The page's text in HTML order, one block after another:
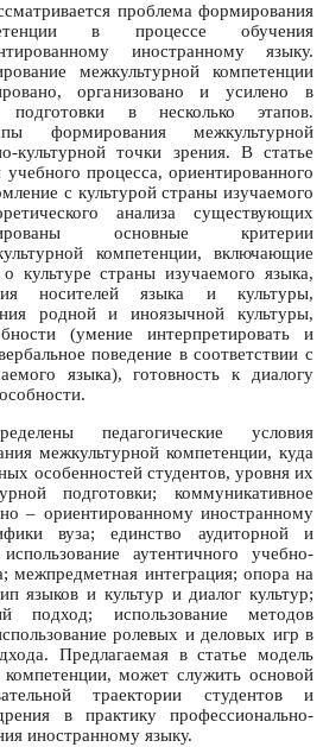
проблема формирования
в процессе обучения
иностранному языку.
межкультурной компетенции
организовано и усилено в
подготовки в несколько этапов.
формирования межкультурной
культурной точки зрения. В статье
учебного процесса, ориентированного
с культурой страны изучаемого
анализа существующих
основные критерии
компетенции, включающие
культуре страны изучаемого языка,
носителей языка и культуры,
родной и иноязычной культуры,
(умение интерпретировать и
поведение в соответствии с
языка), готовность к диалогу
педагогические условия
межкультурной компетенции, куда
особенностей студентов, уровня их
подготовки; коммуникативное
– ориентированному иностранному
вуза; единство аудиторной и
аутентичного учебно-
межпредметная интеграция; опора на
языков и культур и диалог культур;
подход; использование методов
ролевых и деловых игр в
Предлагаемая в статье модель
компетенции, может служить основой
траектории студентов и
в практику профессионально-
иностранному языку.